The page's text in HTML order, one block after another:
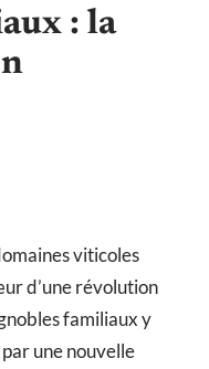
: la
viticoles
d’une révolution
familiaux y
une nouvelle